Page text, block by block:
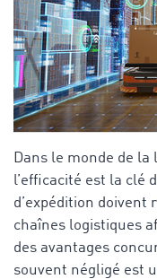
Dans le monde de
l’efficacité est la clé
d’expédition doivent
chaînes logistiques
des avantages
souvent négligé est